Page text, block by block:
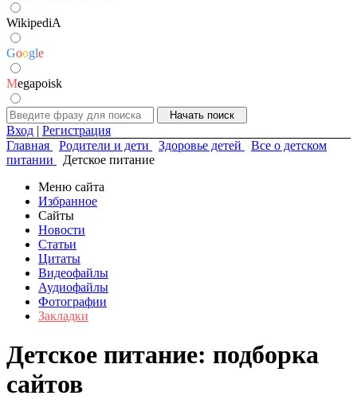
WikipediA
Google
Megapoisk
Вход | Регистрация
Главная
Родители и дети Здоровье детей
Все о детском
питании
Детское питание
Меню сайта
Избранное
Сайты
Новости
Статьи
Цитаты
Видеофайлы
Аудиофайлы
Фотографии
Закладки
Детское питание: подборка
сайтов